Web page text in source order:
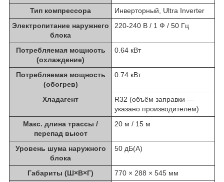
Тип компрессора
Инверторный, Ultra Inverter
Электропитание наружнего
блока
220-240 В / 1 Ф / 50 Гц
Потребляемая мощность
(охлаждение)
0.64 кВт
Потребляемая мощность
(обогрев)
0.74 кВт
Хладагент
R32 (объём заправки —
указано производителем)
Макс. длина трассы /
перепад высот
20 м / 15 м
Уровень шума наружного
блока
50 дБ(A)
Габариты (Ш×В×Г)
770 × 288 × 545 мм